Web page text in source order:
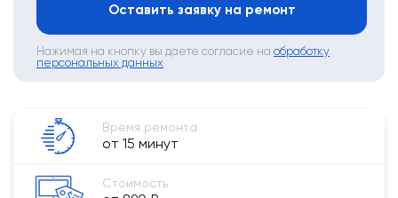
Оставить заявку на ремонт
Нажимая на кнопку вы даете согласие на обработку
персональных данных
Время ремонта
от 15 минут
Стоимость